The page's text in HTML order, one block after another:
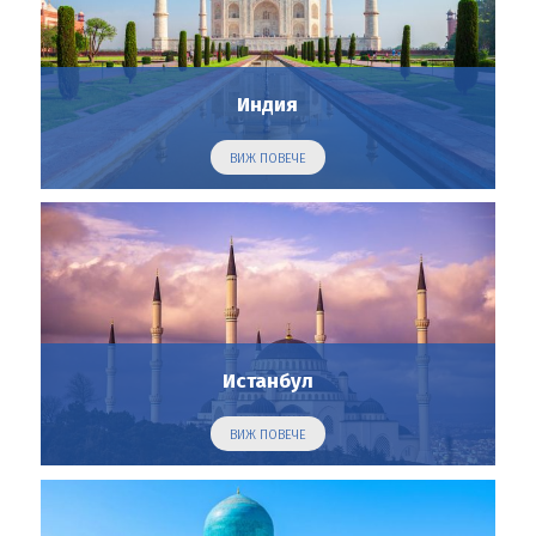
Индия
ВИЖ ПОВЕЧЕ
Истанбул
ВИЖ ПОВЕЧЕ